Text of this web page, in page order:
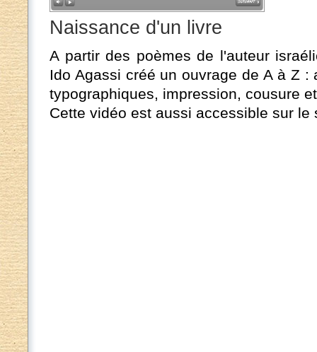
Naissance d'un livre
A partir des poèmes de l'auteur
Ido Agassi créé un ouvrage de A à Z
typographiques, impression, cousure
Cette vidéo est aussi accessible sur le